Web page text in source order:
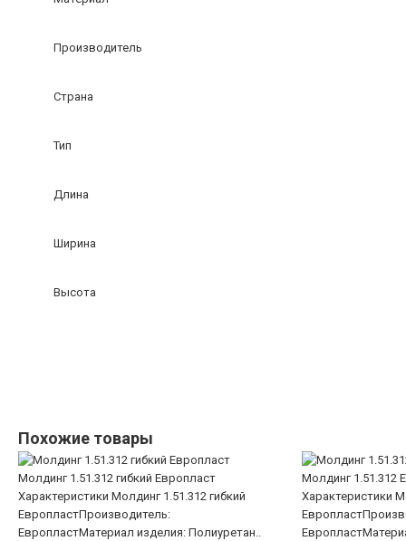
Производитель
Страна
Тип
Длина
Ширина
Высота
Похожие товары
Молдинг 1.51.312 гибкий Европласт
Характеристики Молдинг 1.51.312 гибкий
ЕвропластПроизводитель:
ЕвропластМатериал изделия: Полиуретан..
Молдинг 1.51.312
Характеристики